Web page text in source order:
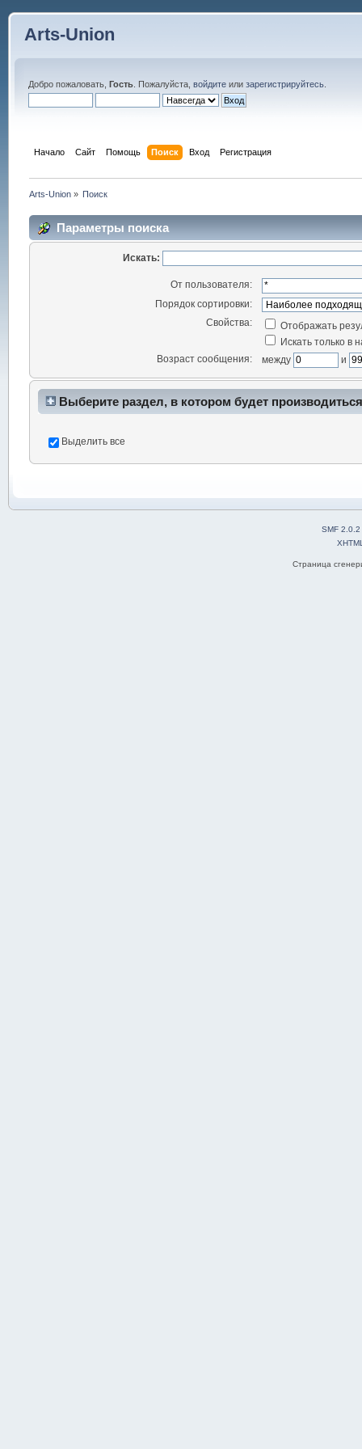
Arts-Union
Добро пожаловать, Гость. Пожалуйста, войдитеили зарегистрируйтесь.
Начало Сайт Помощь Поиск Вход Регистрация
Arts-Union » Поиск
Параметры поиска
Искать:
От пользователя:
Порядок сортировки:
Свойства:
Отображать
Искать только в
Возраст сообщения:
между и
Выберите раздел, в котором будет
Выделить все
SMF 2.0.2
Страница